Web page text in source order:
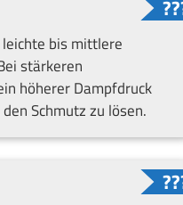
bis mittlere
stärkeren
höherer Dampfdruck
Schmutz zu lösen.